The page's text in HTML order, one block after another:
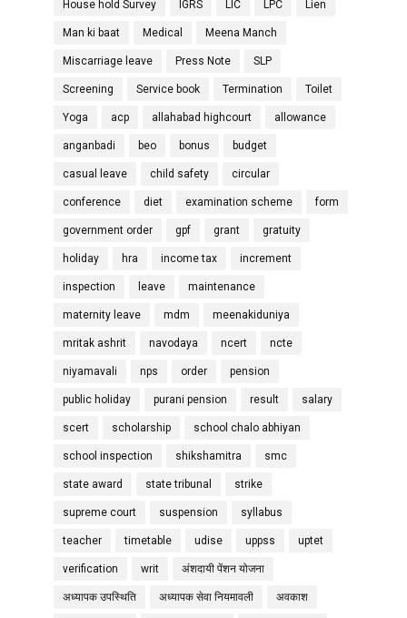
House hold Survey IGRS LIC LPC Lien
Man ki baat Medical Meena Manch
Miscarriage leave Press Note SLP
Screening Service book Termination Toilet
Yoga acp allahabad highcourt allowance
anganbadi beo bonus budget
casual leave child safety circular
conference diet examination scheme form
government order gpf grant gratuity
holiday hra income tax increment
inspection leave maintenance
maternity leave mdm meenakiduniya
mritak ashrit navodaya ncert ncte
niyamavali nps order pension
public holiday purani pension result salary
scert scholarship school chalo abhiyan
school inspection shikshamitra smc
state award state tribunal strike
supreme court suspension syllabus
teacher timetable udise uppss uptet
verification writ अंशदायी पेंशन योजना
अध्यापक उपस्थिति अध्यापक सेवा नियमावली अवकाश